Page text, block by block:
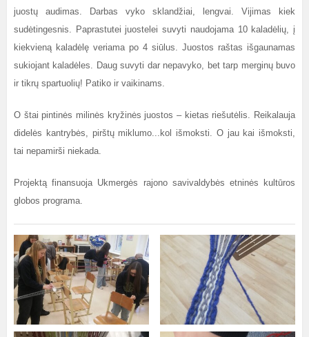
juostų audimas. Darbas vyko sklandžiai, lengvai. Vijimas kiek
sudėtingesnis. Paprastutei juostelei suvyti naudojama 10 kaladėlių, į
kiekvieną kaladėlę veriama po 4 siūlus. Juostos raštas išgaunamas
sukiojant kaladėles. Daug suvyti dar nepavyko, bet tarp merginų buvo
ir tikrų spartuolių! Patiko ir vaikinams.
O štai pintinės milinės kryžinės juostos – kietas riešutėlis. Reikalauja
didelės kantrybės, pirštų miklumo...kol išmoksti. O jau kai išmoksti,
tai nepamirši niekada.
Projektą finansuoja Ukmergės rajono savivaldybės etninės kultūros
globos programa.